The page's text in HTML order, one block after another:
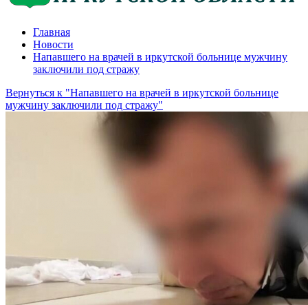
Главная
Новости
Напавшего на врачей в иркутской больнице мужчину
заключили под стражу
Вернуться к "Напавшего на врачей в иркутской больнице
мужчину заключили под стражу"